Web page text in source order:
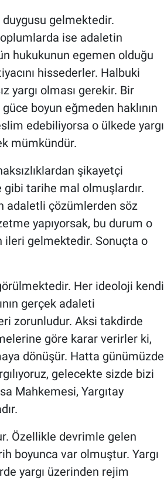
gelmektedir.
ise adaletin
hukukunun egemen olduğu
hissederler. Halbuki
yargı olması gerekir. Bir
boyun eğmeden haklının
edebiliyorsa o ülkede yargı
mümkündür.
şikayetçi
tarihe mal olmuşlardır.
adaletli çözümlerden söz
yapıyorsak, bu durum o
ileri gelmektedir. Sonuçta o
Her ideoloji kendi
gerçek adaleti
zorunludur. Aksi takdirde
göre karar verirler ki,
dönüşür. Hatta günümüzde
gelecekte sizde bizi
Mahkemesi, Yargıtay
Özellikle devrimle gelen
boyunca var olmuştur. Yargı
yargı üzerinden rejim